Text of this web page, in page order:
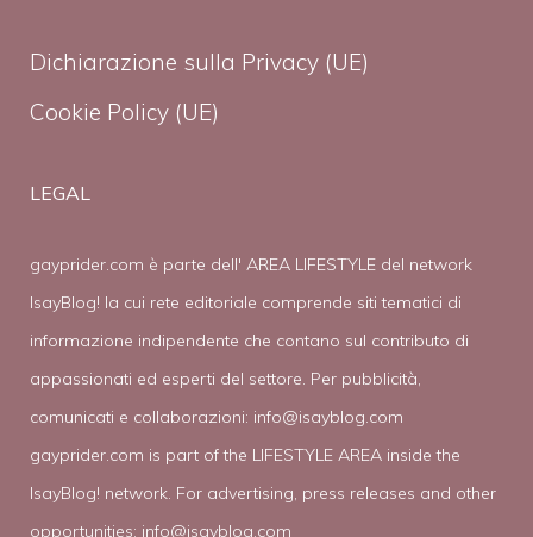
Dichiarazione sulla Privacy (UE)
Cookie Policy (UE)
LEGAL
gayprider.com è parte dell' AREA LIFESTYLE del network
IsayBlog! la cui rete editoriale comprende siti tematici di
informazione indipendente che contano sul contributo di
appassionati ed esperti del settore. Per pubblicità,
comunicati e collaborazioni: info@isayblog.com
gayprider.com is part of the LIFESTYLE AREA inside the
IsayBlog! network. For advertising, press releases and other
opportunities: info@isayblog.com